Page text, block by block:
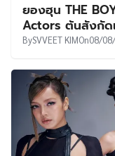
ยองฮุน THE
Actors ต้นสังกั
BySVVEET KIMOn08/